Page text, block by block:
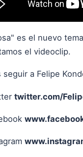
es el nuevo
el videoclip.
seguir a Felipe
twitter.com/